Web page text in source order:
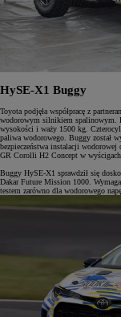
HySE-X1 Buggy
Toyota podjęła współpracę z
wodorowym silnikiem spalinowym.
wysokości i waży 1500 kg.
paliwa wodorowego. Buggy został
bezpieczeństwa instalacji wodorowej
GR Corolli H2 Concept w wyścigach
Buggy HySE-X1 sprawdził się
Dakar Future Mission 1000.
testem zarówno dla wodorowego